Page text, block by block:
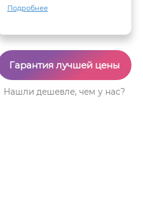
Подробнее
Гарантия лучшей цены
Нашли дешевле, чем у нас?